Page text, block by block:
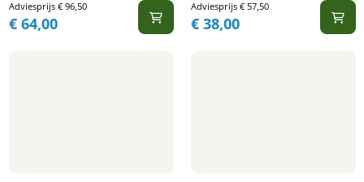
Adviesprijs €96,50
€64,00
Adviesprijs €57,50
€38,00